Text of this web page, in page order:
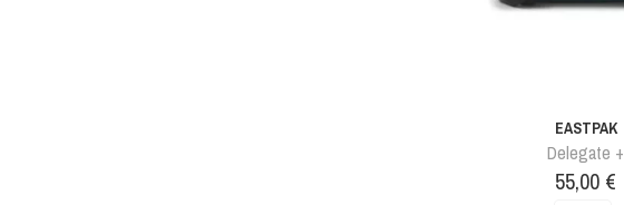
EASTPAK
Delegate +
Prix
55,00 €